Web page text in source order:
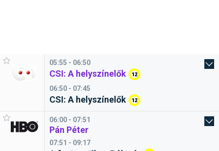
05:55 - 06:50
CSI: A helyszínelők 12
06:50 - 07:45
CSI: A helyszínelők 12
06:00 - 07:51
Pán Péter
07:51 - 09:17